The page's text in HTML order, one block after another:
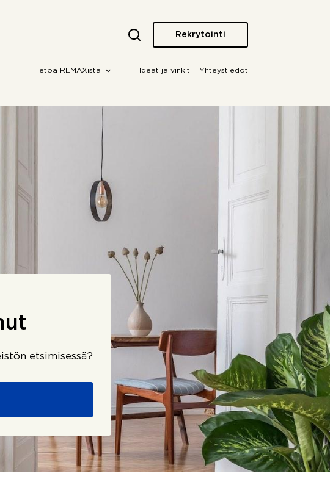
Rekrytointi
Tietoa REMAXista Ideat ja vinkit Yhteystiedot
etsimisessä?